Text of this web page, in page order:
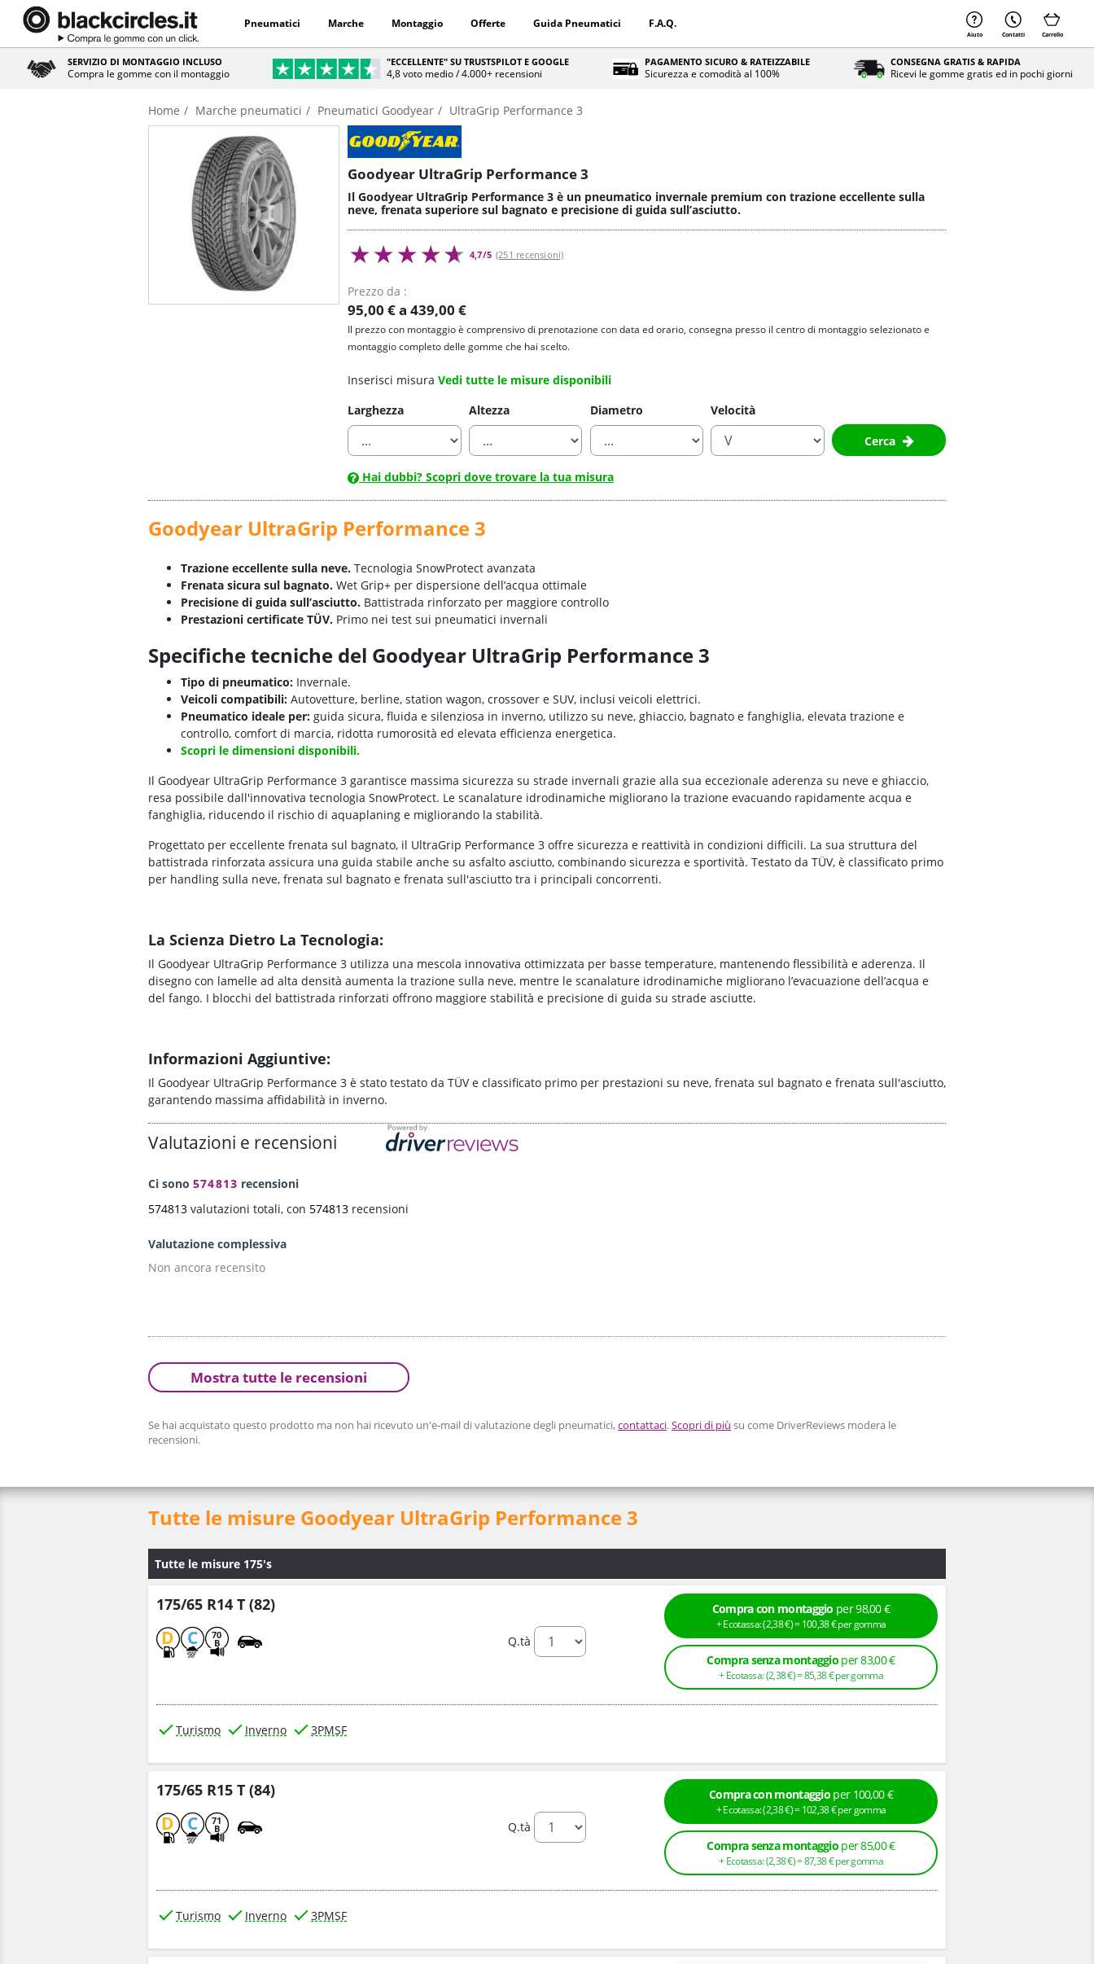
Pneumatici Marche Montaggio Offerte Guida Pneumatici F.A.Q.
Aiuto Contatti Carrello
SERVIZIO DI MONTAGGIO INCLUSO
Compra le gomme con il montaggio
"ECCELLENTE" SU TRUSTSPILOT E GOOGLE
4,8 voto medio / 4.000+ recensioni
PAGAMENTO SICURO & RATEIZZABILE
Sicurezza e comodità al 100%
CONSEGNA GRATIS & RAPIDA
Ricevi le gomme gratis ed in pochi giorni
Home Marche pneumatici Pneumatici Goodyear UltraGrip Performance 3
Goodyear UltraGrip Performance 3
Il Goodyear UltraGrip Performance 3 è un pneumatico invernale premium con trazione eccellente sulla
neve, frenata superiore sul bagnato e precisione di guida sull’asciutto.
4,7/5 (251 recensioni)
Prezzo da :
95,00 € a 439,00 €
Il prezzo con montaggio è comprensivo di prenotazione con data ed orario, consegna presso il centro di montaggio selezionato e
montaggio completo delle gomme che hai scelto.
Inserisci misura Vedi tutte le misure disponibili
Larghezza
Altezza Diametro
Velocità
Cerca
Hai dubbi? Scopri dove trovare la tua misura
Goodyear UltraGrip Performance 3
Trazione eccellente sulla neve. Tecnologia SnowProtect avanzata
Frenata sicura sul bagnato. Wet Grip+ per dispersione dell’acqua ottimale
Precisione di guida sull’asciutto. Battistrada rinforzato per maggiore controllo
Prestazioni certificate TÜV. Primo nei test sui pneumatici invernali
Specifiche tecniche del Goodyear UltraGrip Performance 3
Tipo di pneumatico: Invernale.
Veicoli compatibili: Autovetture, berline, station wagon, crossover e SUV, inclusi veicoli elettrici.
Pneumatico ideale per: guida sicura, fluida e silenziosa in inverno, utilizzo su neve, ghiaccio, bagnato e fanghiglia, elevata trazione e
controllo, comfort di marcia, ridotta rumorosità ed elevata efficienza energetica.
Scopri le dimensioni disponibili.
Il Goodyear UltraGrip Performance 3 garantisce massima sicurezza su strade invernali grazie alla sua eccezionale aderenza su neve e ghiaccio,
resa possibile dall'innovativa tecnologia SnowProtect. Le scanalature idrodinamiche migliorano la trazione evacuando rapidamente acqua e
fanghiglia, riducendo il rischio di aquaplaning e migliorando la stabilità.
Progettato per eccellente frenata sul bagnato, il UltraGrip Performance 3 offre sicurezza e reattività in condizioni difficili. La sua struttura del
battistrada rinforzata assicura una guida stabile anche su asfalto asciutto, combinando sicurezza e sportività. Testato da TÜV, è classificato primo
per handling sulla neve, frenata sul bagnato e frenata sull'asciutto tra i principali concorrenti.
La Scienza Dietro La Tecnologia:
Il Goodyear UltraGrip Performance 3 utilizza una mescola innovativa ottimizzata per basse temperature, mantenendo flessibilità e aderenza. Il
disegno con lamelle ad alta densità aumenta la trazione sulla neve, mentre le scanalature idrodinamiche migliorano l’evacuazione dell’acqua e
del fango. I blocchi del battistrada rinforzati offrono maggiore stabilità e precisione di guida su strade asciutte.
Informazioni Aggiuntive:
Il Goodyear UltraGrip Performance 3 è stato testato da TÜV e classificato primo per prestazioni su neve, frenata sul bagnato e frenata sull'asciutto,
garantendo massima affidabilità in inverno.
Valutazioni e recensioni
Ci sono 574813 recensioni
574813 valutazioni totali, con 574813 recensioni
Valutazione complessiva
Non ancora recensito
Mostra tutte le recensioni
Se hai acquistato questo prodotto ma non hai ricevuto un'e-mail di valutazione degli pneumatici,contattaci.Scopri di più su come DriverReviews modera le
recensioni.
Tutte le misure Goodyear UltraGrip Performance 3
Tutte le misure 175's
175/65 R14 T (82)
D C 70
B Q.tà
Compra con montaggio per 98,00 €
+ Ecotassa: (2,38€ ) =100,38€per gomma
Compra senza montaggio per 83,00 €
+ Ecotassa: (2,38€ ) =85,38€per gomma
Turismo Inverno 3PMSF
175/65 R15 T (84)
D C 71
B Q.tà
Compra con montaggio per 100,00 €
+ Ecotassa: (2,38€ ) =102,38€per gomma
Compra senza montaggio per 85,00 €
+ Ecotassa: (2,38€ ) =87,38€per gomma
Turismo Inverno 3PMSF